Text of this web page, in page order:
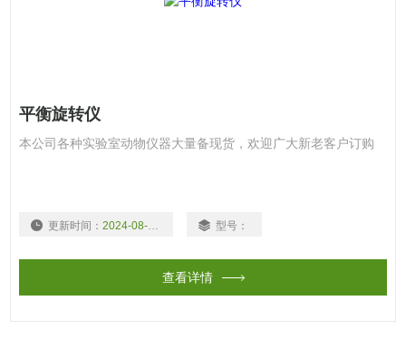
平衡旋转仪
本公司各种实验室动物仪器大量备现货，欢迎广大新老客户订购
更新时间： 2024-08-03 型号：
查看详情